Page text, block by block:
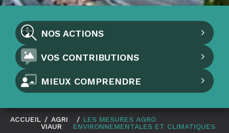
NOS ACTIONS
VOS CONTRIBUTIONS
MIEUX COMPRENDRE
ACCUEIL / AGRI
VIAUR
/ LES MESURES AGRO
ENVIRONNEMENTALES ET CLIMATIQUES